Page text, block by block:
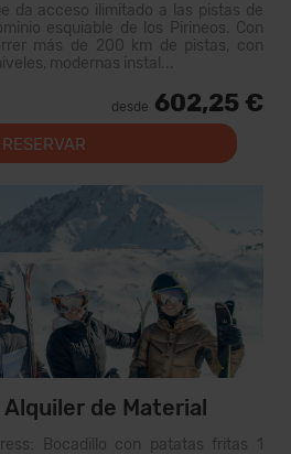
da acceso ilimitado a las pistas de
esquiable de los Pirineos. Con
más de 200 km de pistas, con
modernas instal...
desde 602,25 €
RESERVAR
de Material
Bocadillo con patatas fritas 1